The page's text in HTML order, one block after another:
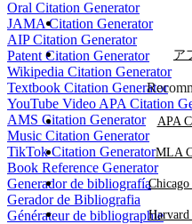
Oral Citation Generator
JAMA Citation Generator
AIP Citation Generator
Patent Citation Generator
Wikipedia Citation Generator
Textbook Citation Generator
YouTube Video APA Citation
AMS Citation Generator
Music Citation Generator
TikTok Citation Generator
Book Reference Generator
Generador de bibliografía
Gerador de Bibliografia
Générateur de bibliographie
ア
APA
MLA
Harvard